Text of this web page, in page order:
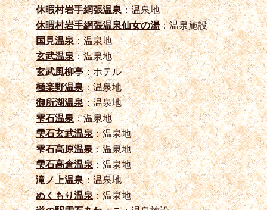
休暇村岩手網張温泉：温泉地
休暇村岩手網張温泉仙女の湯：温泉施設
国見温泉：温泉地
玄武温泉：温泉地
玄武風柳亭：ホテル
極楽野温泉：温泉地
御所湖温泉：温泉地
雫石温泉：温泉地
雫石玄武温泉：温泉地
雫石高原温泉：温泉地
雫石高倉温泉：温泉地
滝ノ上温泉：温泉地
ぬくもり温泉：温泉地